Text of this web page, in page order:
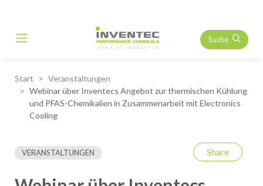
Main Navigation Suche
Start
Veranstaltungen
Webinar über Inventecs Angebot zur thermischen Kühlung
und PFAS-Chemikalien in Zusammenarbeit mit Electronics
Cooling
VERANSTALTUNGEN Share